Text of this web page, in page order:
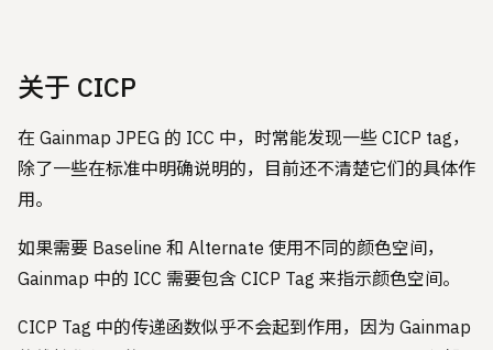
关于 CICP
在 Gainmap JPEG 的 ICC 中，时常能发现一些 CICP tag，
除了一些在标准中明确说明的，目前还不清楚它们的具体作
用。
如果需要 Baseline 和 Alternate 使用不同的颜色空间，
Gainmap 中的 ICC 需要包含 CICP Tag 来指示颜色空间。
CICP Tag 中的传递函数似乎不会起到作用，因为 Gainmap